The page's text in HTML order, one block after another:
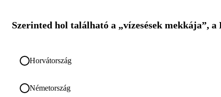
Szerinted hol található a „vízesések mekkája”,
Horvátország
Németország